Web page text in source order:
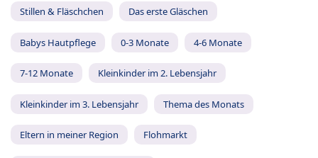
Stillen & Fläschchen Das erste Gläschen
Babys Hautpflege 0-3 Monate 4-6 Monate
7-12 Monate Kleinkinder im 2. Lebensjahr
Kleinkinder im 3. Lebensjahr Thema des Monats
Eltern in meiner Region Flohmarkt